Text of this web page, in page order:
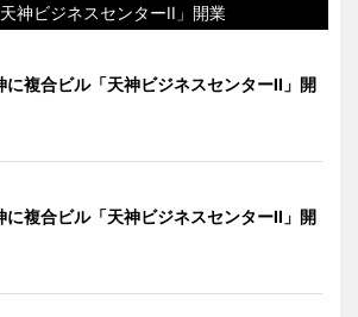
神ビジネスセンターII」開業
に複合ビル「天神ビジネスセンターII」開
に複合ビル「天神ビジネスセンターII」開